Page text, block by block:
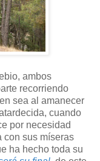
ambos
recorriendo
sea al amanecer
cuando
por necesidad
con sus míseras
ha hecho toda su